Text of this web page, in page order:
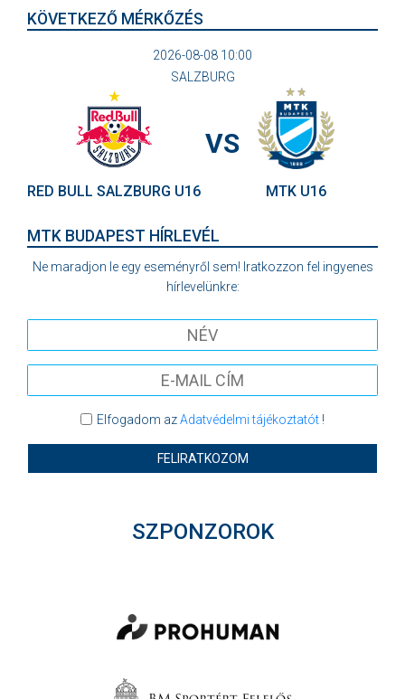
KÖVETKEZŐ MÉRKŐZÉS
2026-08-08 10:00
SALZBURG
RED BULL SALZBURG U16
VS
MTK U16
MTK BUDAPEST HÍRLEVÉL
Ne maradjon le egy eseményről sem! Iratkozzon fel ingyenes
hírlevelünkre:
Elfogadom azAdatvédelmi tájékoztatót!
FELIRATKOZOM
SZPONZOROK